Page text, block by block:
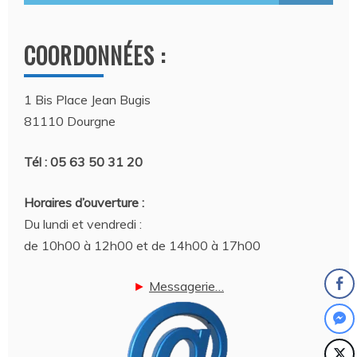
COORDONNÉES :
1 Bis Place Jean Bugis
81110 Dourgne
Tél : 05 63 50 31 20
Horaires d’ouverture :
Du lundi et vendredi :
de 10h00 à 12h00 et de 14h00 à 17h00
► Messagerie…